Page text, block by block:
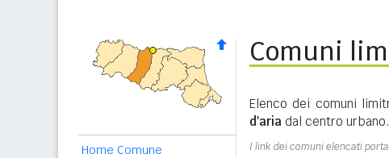
Home Comune
Comuni
Elenco dei comuni
d'aria dal centro
I link dei comuni elencati